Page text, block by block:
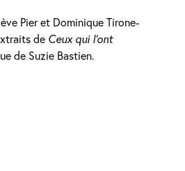
Pier et Dominique Tirone-
de Ceux qui l’ont
de Suzie Bastien.